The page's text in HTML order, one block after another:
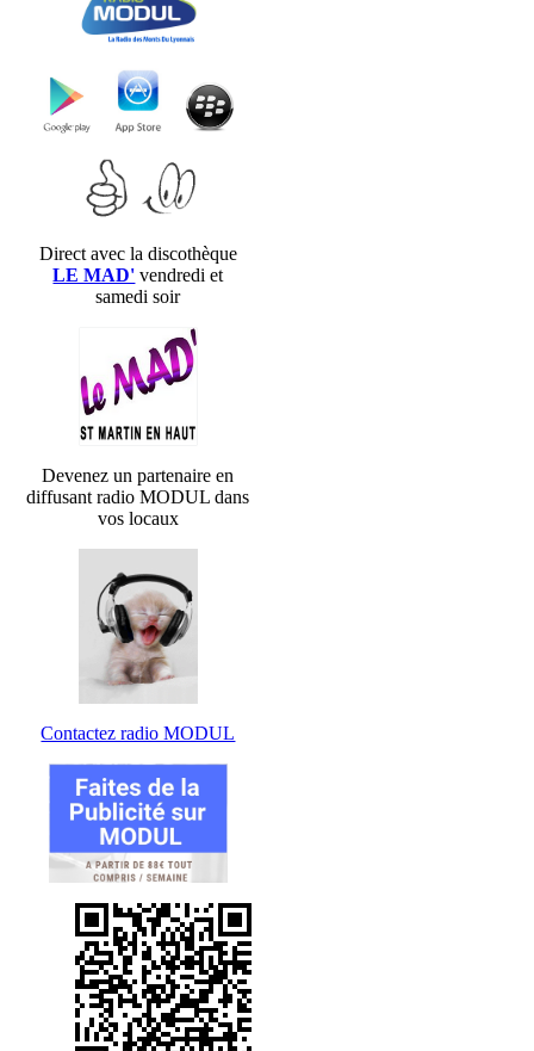
Direct avec la discothèque
LE MAD' vendredi et
samedi soir
Devenez un partenaire en
diffusant radio MODUL dans
vos locaux
Contactez radio MODUL